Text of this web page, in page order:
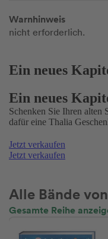
Warnhinweis
nicht erforderlich.
Ein neues
Ein neues
Schenken Sie Ihren alten
dafür eine Thalia
Jetzt verkaufen
Jetzt verkaufen
Alle Bände
Gesamte Reihe